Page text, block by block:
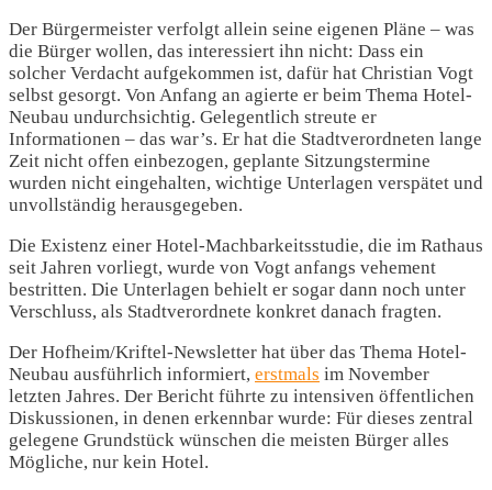
Der Bürgermeister verfolgt allein seine eigenen Pläne – was
die Bürger wollen, das interessiert ihn nicht: Dass ein
solcher Verdacht aufgekommen ist, dafür hat Christian Vogt
selbst gesorgt. Von Anfang an agierte er beim Thema Hotel-
Neubau undurchsichtig. Gelegentlich streute er
Informationen – das war’s. Er hat die Stadtverordneten lange
Zeit nicht offen einbezogen, geplante Sitzungstermine
wurden nicht eingehalten, wichtige Unterlagen verspätet und
unvollständig herausgegeben.
Die Existenz einer Hotel-Machbarkeitsstudie, die im Rathaus
seit Jahren vorliegt, wurde von Vogt anfangs vehement
bestritten. Die Unterlagen behielt er sogar dann noch unter
Verschluss, als Stadtverordnete konkret danach fragten.
Der Hofheim/Kriftel-Newsletter hat über das Thema Hotel-
Neubau ausführlich informiert, erstmals im November
letzten Jahres. Der Bericht führte zu intensiven öffentlichen
Diskussionen, in denen erkennbar wurde: Für dieses zentral
gelegene Grundstück wünschen die meisten Bürger alles
Mögliche, nur kein Hotel.